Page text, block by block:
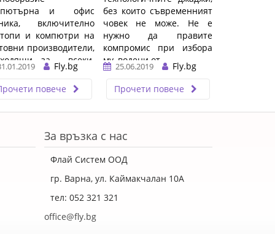
и офис
включително
и компютри на
производители,
за всеки.
нас ще намерите ...
Fly.bg
повече
без които съвременният
човек не може. Не е
нужно да правите
компромис при избора
му, водени от ...…
25.06.2019
Fly.bg
Прочети повече
За връзка с нас
Флай Систем ООД
гр. Варна, ул. Каймакчалан 10А
тел: 052 321 321
office@fly.bg